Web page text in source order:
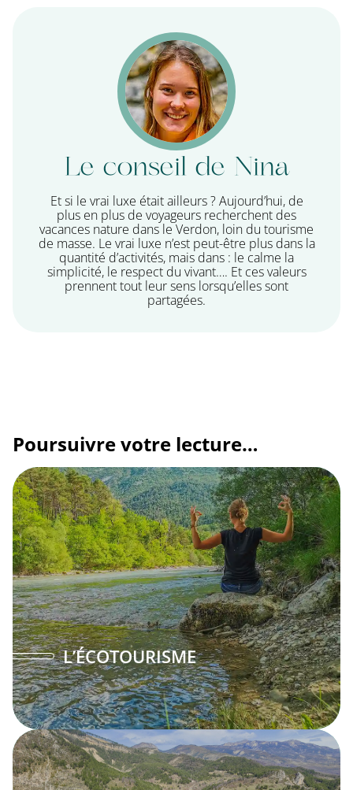
Le conseil de Nina
Et si le vrai luxe était ailleurs ? Aujourd’hui, de
plus en plus de voyageurs recherchent des
vacances nature dans le Verdon, loin du tourisme
de masse. Le vrai luxe n’est peut-être plus dans la
quantité d’activités, mais dans : le calme la
simplicité, le respect du vivant…. Et ces valeurs
prennent tout leur sens lorsqu’elles sont
partagées.
Poursuivre votre lecture…
L’ÉCOTOURISME